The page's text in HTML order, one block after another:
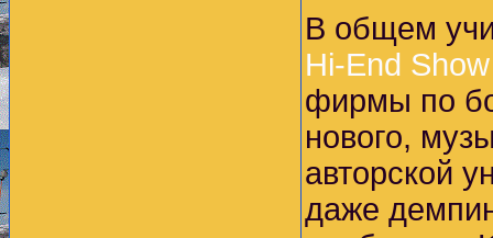
В общем
Hi-End
фирмы по
нового,
авторской
даже